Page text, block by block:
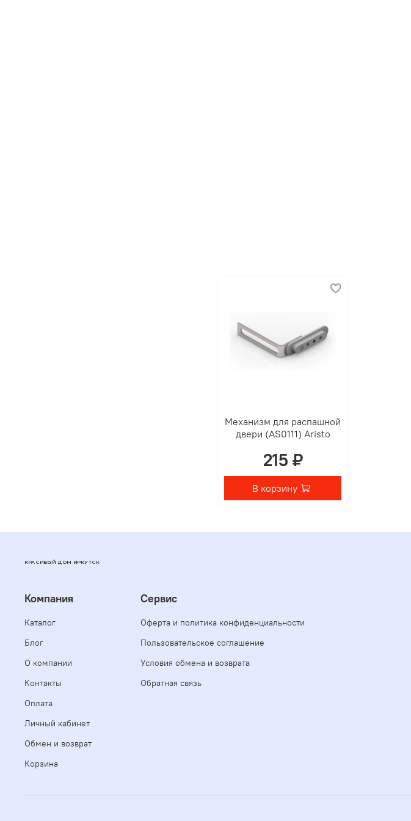
Механизм для распашной
двери (AS0111) Aristo
215 ₽
В корзину
КРАСИВЫЙ ДОМ ИРКУТСК
Компания
Каталог
Блог
О компании
Контакты
Оплата
Личный кабинет
Обмен и возврат
Корзина
Сервис
Оферта и политика конфиденциальности
Пользовательское соглашение
Условия обмена и возврата
Обратная связь